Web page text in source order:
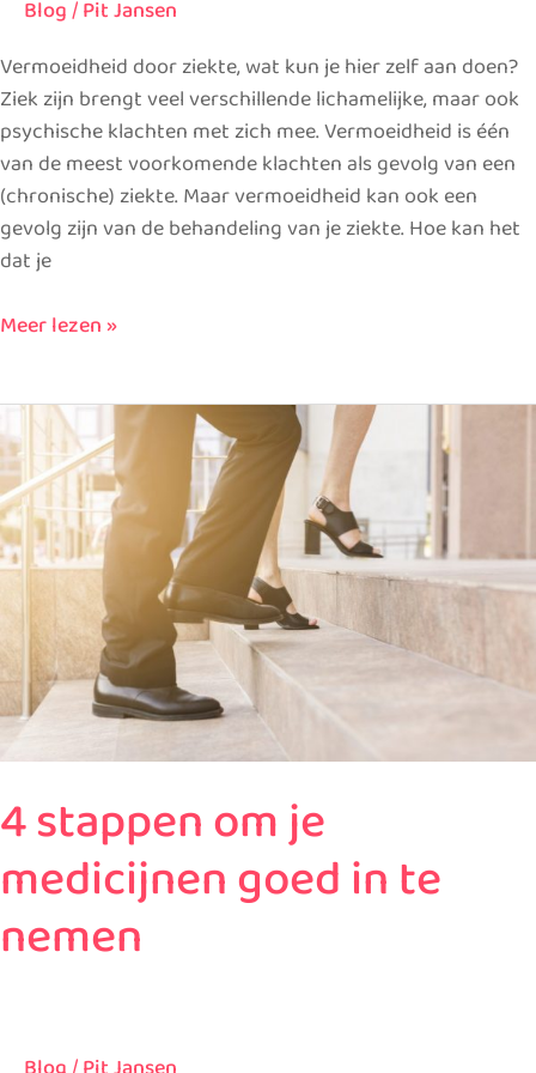
Blog/Pit Jansen
Vermoeidheid door ziekte, wat kun je hier zelf aan doen?
Ziek zijn brengt veel verschillende lichamelijke, maar ook
psychische klachten met zich mee. Vermoeidheid is één
van de meest voorkomende klachten als gevolg van een
(chronische) ziekte. Maar vermoeidheid kan ook een
gevolg zijn van de behandeling van je ziekte. Hoe kan het
dat je
Meer lezen »
4 stappen om je
medicijnen goed in te
nemen
stappen
om
je
medicijnen
goed
in
te
nemen